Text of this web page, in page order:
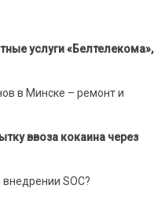
услуги «Белтелекома»,
в Минске – ремонт и
ввоза кокаина через
SOC?